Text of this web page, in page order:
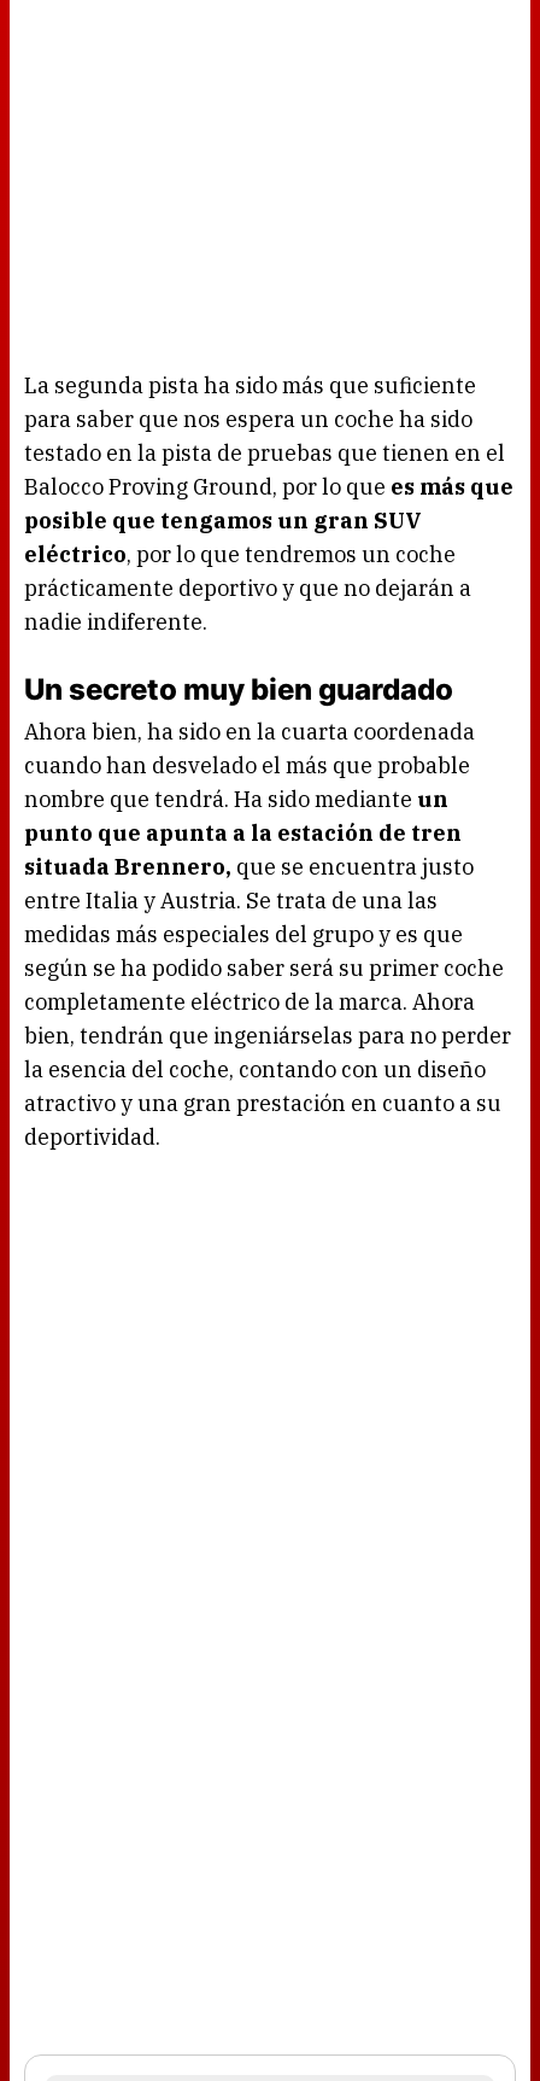
La segunda pista ha sido más que suficiente
para saber que nos espera un coche ha sido
testado en la pista de pruebas que tienen en el
Balocco Proving Ground, por lo que es más que
posible que tengamos un gran SUV
eléctrico, por lo que tendremos un coche
prácticamente deportivo y que no dejarán a
nadie indiferente.
Un secreto muy bien guardado
Ahora bien, ha sido en la cuarta coordenada
cuando han desvelado el más que probable
nombre que tendrá. Ha sido mediante un
punto que apunta a la estación de tren
situada Brennero, que se encuentra justo
entre Italia y Austria. Se trata de una las
medidas más especiales del grupo y es que
según se ha podido saber será su primer coche
completamente eléctrico de la marca. Ahora
bien, tendrán que ingeniárselas para no perder
la esencia del coche, contando con un diseño
atractivo y una gran prestación en cuanto a su
deportividad.